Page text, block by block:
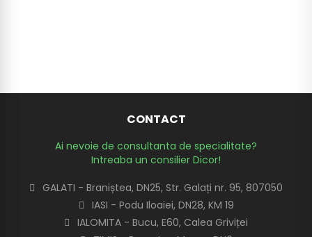
CONTACT
Ai nevoie de consultanta de specialitate?
Intreaba un consilier Dicor!
GALATI - Braniștea, DN25, Str. Galați nr. 95, 807050
IASI - Podu Iloaiei, DN28, KM 19
IALOMITA - Bucu, E60, Calea Griviței